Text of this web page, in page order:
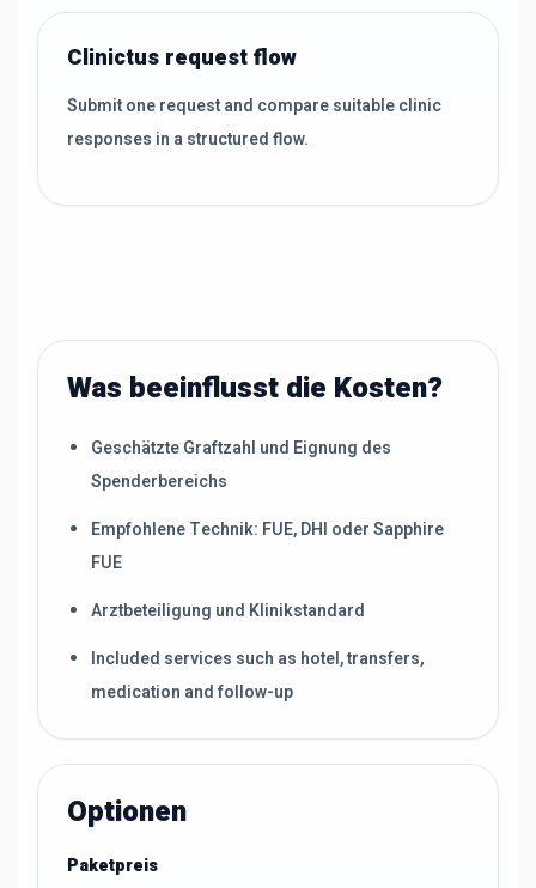
Clinictus request flow
Submit one request and compare suitable clinic
responses in a structured flow.
Was beeinflusst die Kosten?
Geschätzte Graftzahl und Eignung des
Spenderbereichs
Empfohlene Technik: FUE, DHI oder Sapphire
FUE
Arztbeteiligung und Klinikstandard
Included services such as hotel, transfers,
medication and follow-up
Optionen
Paketpreis